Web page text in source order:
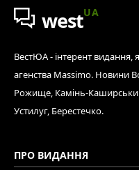
westUA
ВестЮА - інтерент видання,
агенства Massimo. Новини
Рожище, Камінь-
Устилуг, Берестечко.
ПРО ВИДАННЯ